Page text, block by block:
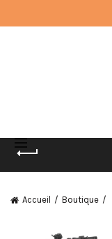
Accueil Boutique